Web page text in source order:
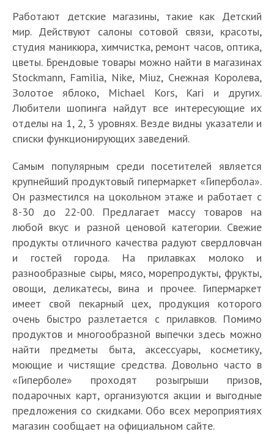
Работают детские магазины, такие как Детский
мир. Действуют салоны сотовой связи, красоты,
студия маникюра, химчистка, ремонт часов, оптика,
цветы. Брендовые товары можно найти в магазинах
Stockmann, Familia, Nike, Miuz, Снежная Королева,
Золотое яблоко, Michael Kors, Kari и других.
Любители шопинга найдут все интересующие их
отделы на 1, 2, 3 уровнях. Везде видны указатели и
списки функционирующих заведений.
Самым популярным среди посетителей является
крупнейший продуктовый гипермаркет «Гипербола».
Он разместился на цокольном этаже и работает с
8-30 до 22-00. Предлагает массу товаров на
любой вкус и разной ценовой категории. Свежие
продукты отличного качества радуют свердловчан
и гостей города. На прилавках молоко и
разнообразные сыры, мясо, морепродукты, фрукты,
овощи, деликатесы, вина и прочее. Гипермаркет
имеет свой пекарный цех, продукция которого
очень быстро разлетается с прилавков. Помимо
продуктов и многообразной выпечки здесь можно
найти предметы быта, аксессуары, косметику,
моющие и чистящие средства. Довольно часто в
«Гиперболе» проходят розыгрыши призов,
подарочных карт, организуются акции и выгодные
предложения со скидками. Обо всех мероприятиях
магазин сообщает на официальном сайте.